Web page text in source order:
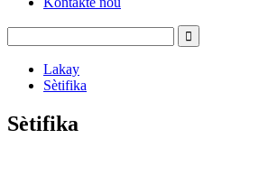
Lakay
Sètifika
Sètifika